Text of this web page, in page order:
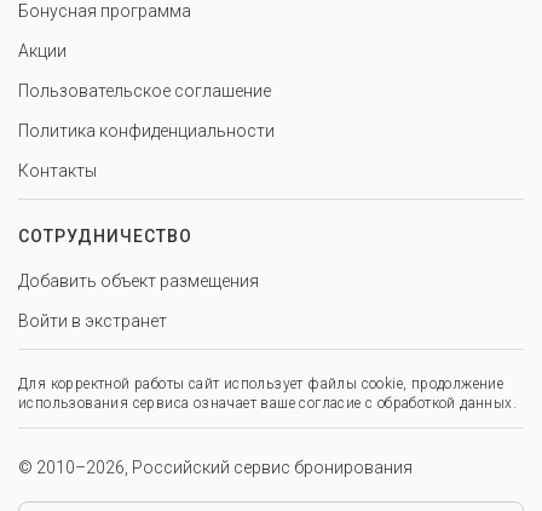
Бонусная программа
Акции
Пользовательское соглашение
Политика конфиденциальности
Контакты
СОТРУДНИЧЕСТВО
Добавить объект размещения
Войти в экстранет
Для корректной работы сайт использует файлы cookie, продолжение
использования сервиса означает ваше согласие с обработкой данных.
© 2010–2026, Российский сервис бронирования